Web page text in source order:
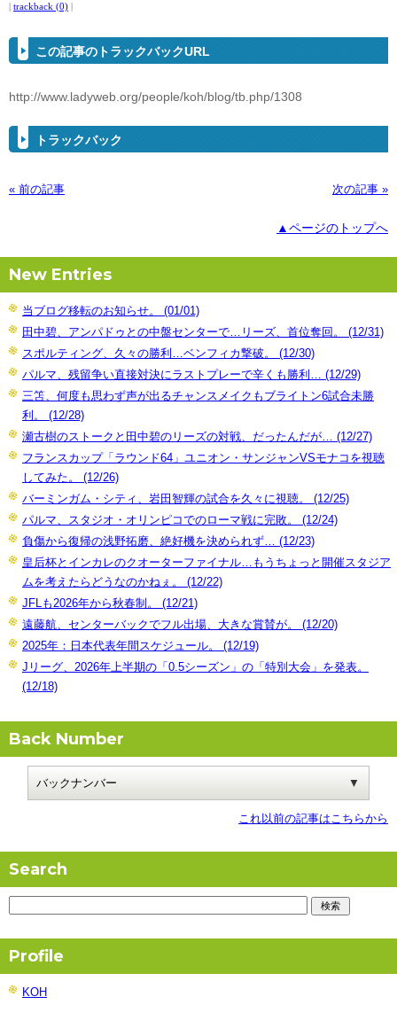
| trackback (0) |
この記事のトラックバックURL
http://www.ladyweb.org/people/koh/blog/tb.php/1308
トラックバック
« 前の記事 次の記事 »
▲ページのトップへ
New Entries
当ブログ移転のお知らせ。 (01/01)
田中碧、アンパドゥとの中盤センターで…リーズ、首位奪回。 (12/31)
スポルティング、久々の勝利…ベンフィカ撃破。 (12/30)
パルマ、残留争い直接対決にラストプレーで辛くも勝利… (12/29)
三笘、何度も思わず声が出るチャンスメイクもブライトン6試合未勝
利。 (12/28)
瀬古樹のストークと田中碧のリーズの対戦、だったんだが… (12/27)
フランスカップ「ラウンド64」ユニオン・サンジャンVSモナコを視聴
してみた。 (12/26)
バーミンガム・シティ、岩田智輝の試合を久々に視聴。 (12/25)
パルマ、スタジオ・オリンピコでのローマ戦に完敗。 (12/24)
負傷から復帰の浅野拓磨、絶好機を決められず… (12/23)
皇后杯とインカレのクオーターファイナル…もうちょっと開催スタジア
ムを考えたらどうなのかねぇ。 (12/22)
JFLも2026年から秋春制。 (12/21)
遠藤航、センターバックでフル出場、大きな賞賛が。 (12/20)
2025年：日本代表年間スケジュール。 (12/19)
Jリーグ、2026年上半期の「0.5シーズン」の「特別大会」を発表。
(12/18)
Back Number
これ以前の記事はこちらから
Search
Profile
KOH